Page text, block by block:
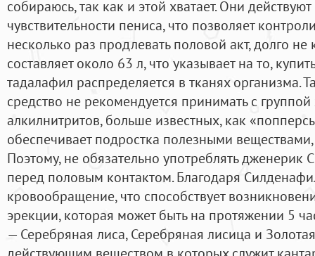
собираюсь, так как и этой хватает. Они
чувствительности пениса, что позволяет
несколько раз продлевать половой акт, долго
составляет около 63 л, что указывает на то,
тадалафил распределяется в тканях организма.
средство не рекомендуется принимать с
алкилнитритов, больше известных, как
обеспечивает подростка полезными
Поэтому, не обязательно употреблять дженерик
перед половым контактом. Благодаря
кровообращение, что способствует
эрекции, которая может быть на протяжении 5
— Серебряная лиса, Серебряная лисица и